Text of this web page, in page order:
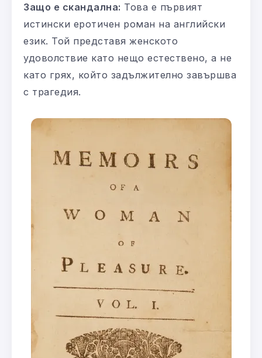
Защо е скандална: Това е първият
истински еротичен роман на английски
език. Той представя женското
удоволствие като нещо естествено, а не
като грях, който задължително завършва
с трагедия.